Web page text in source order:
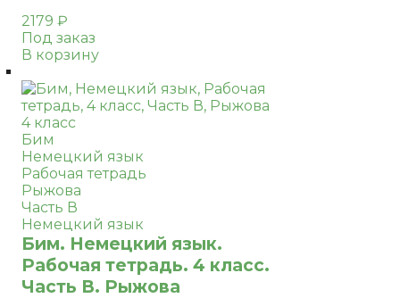
2179 ₽
Под заказ
В корзину
4 класс
Бим
Немецкий язык
Рабочая тетрадь
Рыжова
Часть В
Немецкий язык
Бим. Немецкий язык.
Рабочая тетрадь. 4 класс.
Часть В. Рыжова